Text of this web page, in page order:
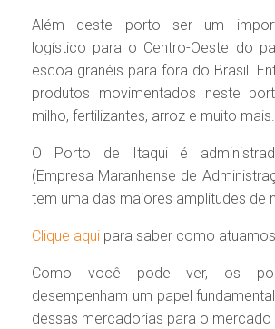
Além deste porto ser um
logístico para o Centro-Oeste do
escoa granéis para fora do Brasil.
produtos movimentados neste
milho, fertilizantes, arroz e muito mais.
O Porto de Itaqui é
(Empresa Maranhense de
tem uma das maiores amplitudes de
Clique aqui para saber como
Como você pode ver, os
desempenham um papel
dessas mercadorias para o mercado